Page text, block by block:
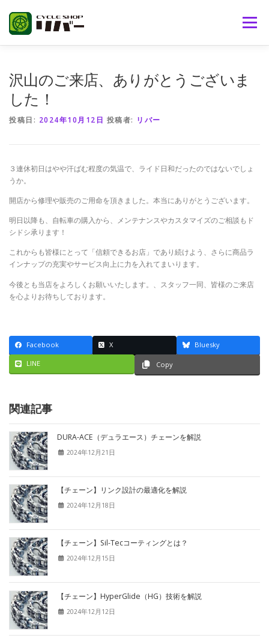
メニュー
沢山のご来店、ありがとうございま
した！
投稿日: 2024年10月12日 投稿者: リバー
３連休初日はやや汗ばむ程度の気温で、ライド日和だったのではないでしょ
うか。
開店から修理や販売のご用命を頂きました。本当にありがとうございます。
明日以降も、自転車の購入から、メンテナンスやカスタマイズのご相談もド
シドシ承ります！
これからも皆様にとって「信頼できるお店」であり続けよう、さらに商品ラ
インナップの充実やサービス向上に力を入れてまいります。
今後とも当店をよろしくお願いいたします。、スタッフ一同、皆様のご来店
を心よりお待ちしております。
Facebook X Bluesky
LINE Copy
関連記事
DURA-ACE（デュラエース）チェーンを解説
2024年12月21日
【チェーン】リンク設計の最適化を解説
2024年12月18日
【チェーン】Sil-Tecコーティングとは？
2024年12月15日
【チェーン】HyperGlide（HG）技術を解説
2024年12月12日